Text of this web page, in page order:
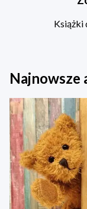
Książki
Najnowsze